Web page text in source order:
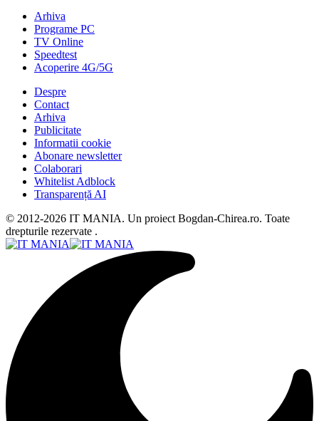
Arhiva
Programe PC
TV Online
Speedtest
Acoperire 4G/5G
Despre
Contact
Arhiva
Publicitate
Informatii cookie
Abonare newsletter
Colaborari
Whitelist Adblock
Transparență AI
© 2012-2026 IT MANIA. Un proiect Bogdan-Chirea.ro. Toate
drepturile rezervate .